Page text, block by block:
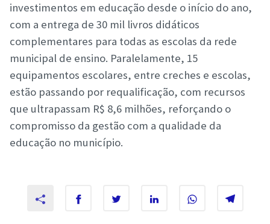
investimentos em educação desde o início do ano,
com a entrega de 30 mil livros didáticos
complementares para todas as escolas da rede
municipal de ensino. Paralelamente, 15
equipamentos escolares, entre creches e escolas,
estão passando por requalificação, com recursos
que ultrapassam R$ 8,6 milhões, reforçando o
compromisso da gestão com a qualidade da
educação no município.